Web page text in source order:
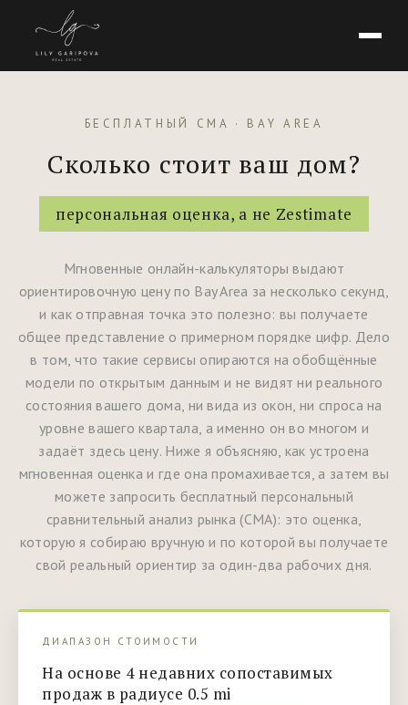
БЕСПЛАТНЫЙ CMA · BAY AREA
Сколько стоит ваш дом?
персональная оценка, а не Zestimate
Мгновенные онлайн-калькуляторы выдают
ориентировочную цену по Bay Area за несколько секунд,
и как отправная точка это полезно: вы получаете
общее представление о примерном порядке цифр. Дело
в том, что такие сервисы опираются на обобщённые
модели по открытым данным и не видят ни реального
состояния вашего дома, ни вида из окон, ни спроса на
уровне вашего квартала, а именно он во многом и
задаёт здесь цену. Ниже я объясняю, как устроена
мгновенная оценка и где она промахивается, а затем вы
можете запросить бесплатный персональный
сравнительный анализ рынка (CMA): это оценка,
которую я собираю вручную и по которой вы получаете
свой реальный ориентир за один-два рабочих дня.
ДИАПАЗОН СТОИМОСТИ
На основе 4 недавних сопоставимых
продаж в радиусе 0.5 mi